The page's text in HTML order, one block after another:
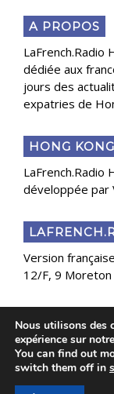
A PROPOS
LaFrench.Radio
dédiée aux
jours des
expatries de
HONG
LaFrench.Radio
développée par
Version
12/F, 9
Copyright
Nous utilisons des
expérience sur
You can find out
switch them off in